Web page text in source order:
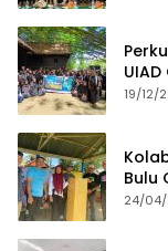
19/12/
Bulu
24/